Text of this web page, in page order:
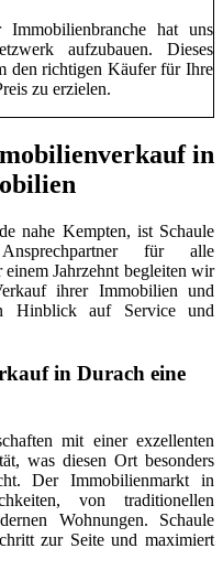
hat uns
aufzubauen. Dieses
den richtigen Käufer für Ihre
zu erzielen.
in
nahe Kempten, ist Schaule
für alle
Jahrzehnt begleiten wir
ihrer Immobilien und
Hinblick auf Service und
in Durach eine
mit einer exzellenten
was diesen Ort besonders
Der Immobilienmarkt in
von traditionellen
Wohnungen. Schaule
zur Seite und maximiert